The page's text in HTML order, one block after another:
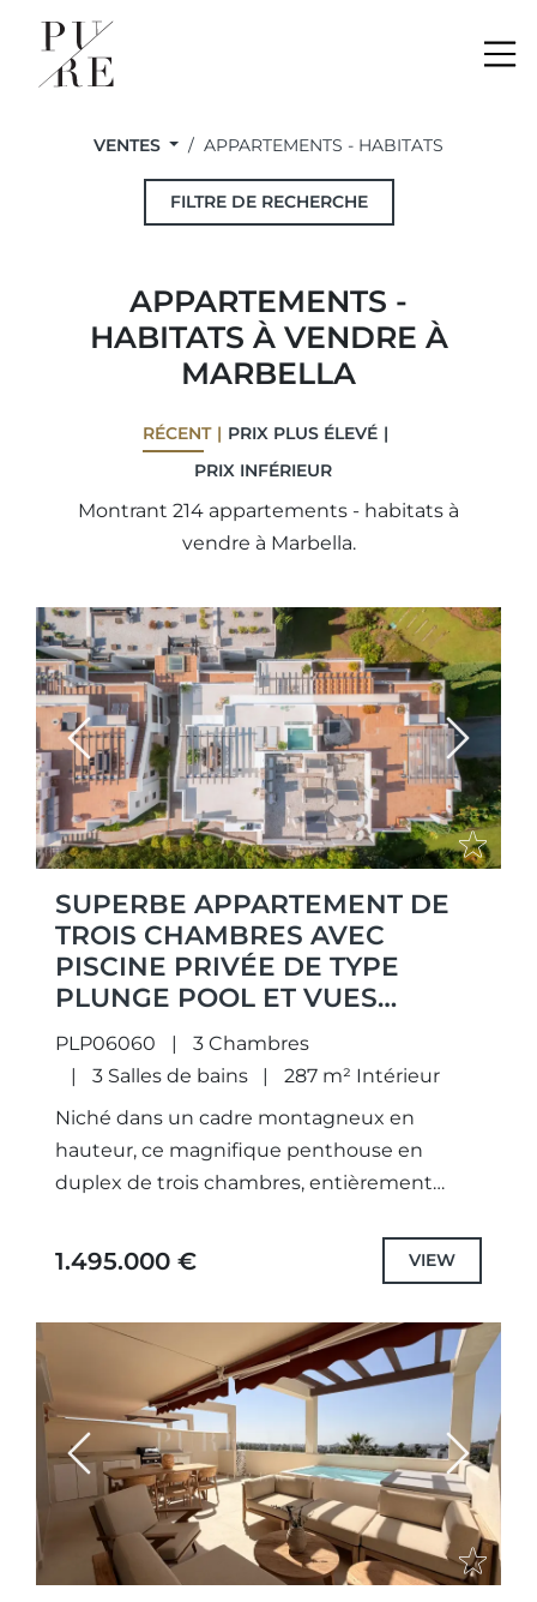
VENTES APPARTEMENTS - HABITATS
FILTRE DE RECHERCHE
APPARTEMENTS -
HABITATS À VENDRE À
MARBELLA
RÉCENT
PRIX ​​PLUS ÉLEVÉ
PRIX ​​INFÉRIEUR
Montrant 214 appartements - habitats à
vendre à Marbella.
Previous Next
SUPERBE APPARTEMENT DE
TROIS CHAMBRES AVEC
PISCINE PRIVÉE DE TYPE
PLUNGE POOL ET VUES
EXCEPTIONNELLES,
IDÉALEMENT SITUÉ DANS LE
QUARTIER TRÈS PRISÉ DE LA
QUINTA, BENAHAVÍS
PLP06060
3 Chambres
3 Salles de bains
287 m² Intérieur
Niché dans un cadre montagneux en
hauteur, ce magnifique penthouse en
duplex de trois chambres, entièrement
design contemporain, de généreux espaces
1.495.000 € VIEW
Previous Next